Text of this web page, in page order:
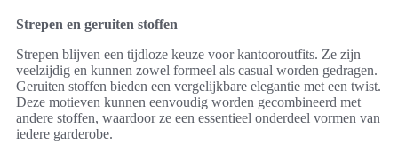
Strepen en geruiten stoffen
Strepen blijven een tijdloze keuze voor kantooroutfits. Ze zijn
veelzijdig en kunnen zowel formeel als casual worden gedragen.
Geruiten stoffen bieden een vergelijkbare elegantie met een twist.
Deze motieven kunnen eenvoudig worden gecombineerd met
andere stoffen, waardoor ze een essentieel onderdeel vormen van
iedere garderobe.